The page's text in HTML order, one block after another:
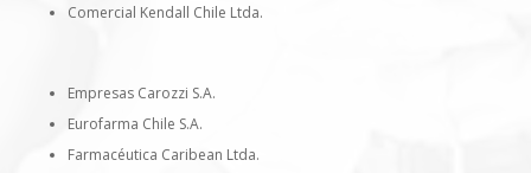
Comercial Kendall Chile Ltda.
Empresas Carozzi S.A.
Eurofarma Chile S.A.
Farmacéutica Caribean Ltda.